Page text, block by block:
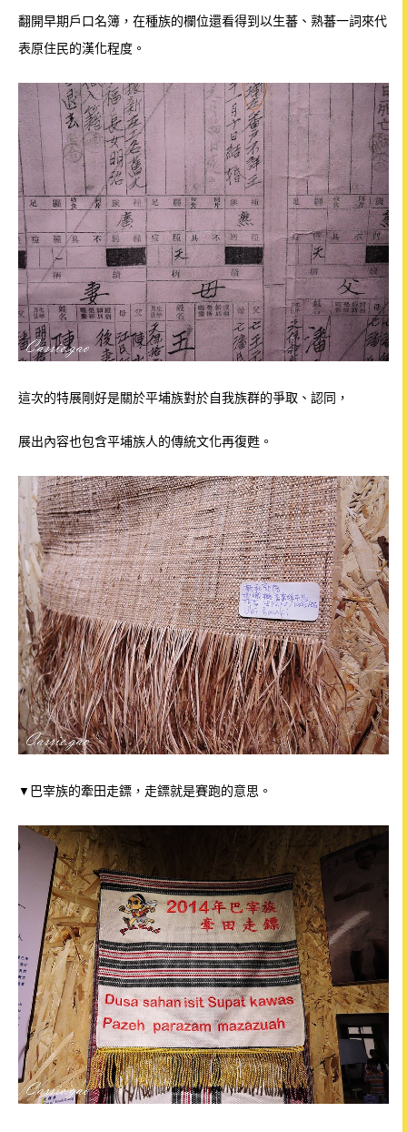
翻開早期戶口名簿，在種族的欄位還看得到以生蕃、熟蕃一詞來代
表原住民的漢化程度。
這次的特展剛好是關於平埔族對於自我族群的爭取、認同，
展出內容也包含平埔族人的傳統文化再復甦。
▼ 巴宰族的牽田走鏢，走鏢就是賽跑的意思。